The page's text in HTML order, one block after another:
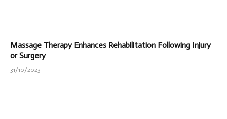
Massage Therapy Enhances Rehabilitation Following Injury
or Surgery
31/10/2023